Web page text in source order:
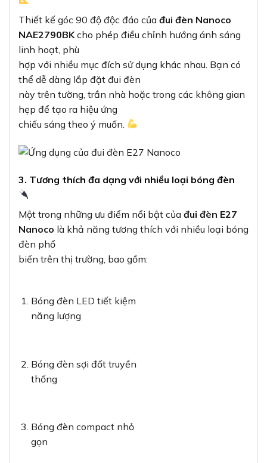
Thiết kế góc 90 độ độc đáo của đui đèn Nanoco
NAE2790BK cho phép điều chỉnh hướng ánh sáng
linh hoạt, phù
hợp với nhiều mục đích sử dụng khác nhau. Bạn có
thể dễ dàng lắp đặt đui đèn
này trên tường, trần nhà hoặc trong các không gian
hẹp để tạo ra hiệu ứng
chiếu sáng theo ý muốn.
3. Tương thích đa dạng với nhiều loại bóng đèn
Một trong những ưu điểm nổi bật của đui đèn E27
Nanoco là khả năng tương thích với nhiều loại bóng
đèn phổ
biến trên thị trường, bao gồm:
Bóng đèn LED tiết kiệm
năng lượng
Bóng đèn sợi đốt truyền
thống
Bóng đèn compact nhỏ
gọn